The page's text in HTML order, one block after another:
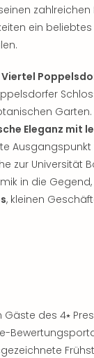
zahlreichen
ein beliebtes
Garten.
Eleganz mit
Ausgangspunkt
zur Universität
in die
, kleinen
des 4⭑